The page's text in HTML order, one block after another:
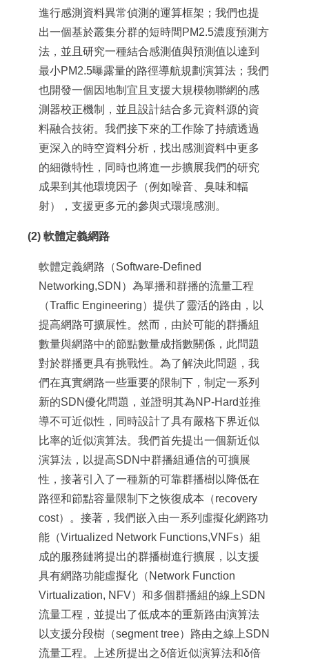
進行感測資料異常偵測的運算框架；我們也提
出一個基於叢集分群的短時間PM2.5濃度預測方
法，並且研究一種結合感測值與預測值以達到
最小PM2.5曝露量的路徑導航規劃演算法；我們
也開發一個因地制宜且支援大規模物聯網的感
測器校正機制，並且設計結合多元資料源的資
料融合技術。我們接下來的工作除了持續透過
更深入的時空資料分析，找出感測資料中更多
的細微特性，同時也將進一步擴展我們的研究
成果到其他環境因子（例如噪音、臭味和輻
射），支援更多元的參與式環境感測。
(2) 軟體定義網路
軟體定義網路（Software-Defined
Networking,SDN）為單播和群播的流量工程
（Traffic Engineering）提供了靈活的路由，以
提高網路可擴展性。然而，由於可能的群播組
數量與網路中的節點數量成指數關係，此問題
對於群播更具有挑戰性。為了解決此問題，我
們在真實網路一些重要的限制下，制定一系列
新的SDN優化問題，並證明其為NP-Hard並推
導不可近似性，同時設計了具有嚴格下界近似
比率的近似演算法。我們首先提出一個新近似
演算法，以提高SDN中群播組通信的可擴展
性，接著引入了一種新的可靠群播樹以降低在
路徑和節點容量限制下之恢復成本（recovery
cost）。接著，我們嵌入由一系列虛擬化網路功
能（Virtualized Network Functions,VNFs）組
成的服務鏈將提出的群播樹進行擴展，以支援
具有網路功能虛擬化（Network Function
Virtualization, NFV）和多個群播組的線上SDN
流量工程，並提出了低成本的重新路由演算法
以支援分段樹（segment tree）路由之線上SDN
流量工程。上述所提出之δ倍近似演算法和δ倍